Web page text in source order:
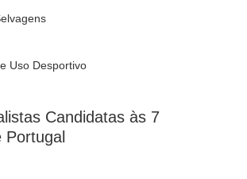
Uso Desportivo
Candidatas às 7
Portugal